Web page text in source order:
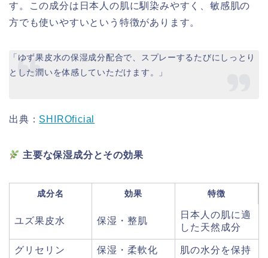
す。この成分は日本人の肌に馴染みやすく、敏感肌の
方でも使いやすいという特徴があります。
「ゆず果皮水の保湿成分配合で、スプレーするたびにしっとり
とした潤いを体感していただけます。」
出典： SHIROficial
主要な保湿成分とその効果
成分名 効果 特徴
ユズ果皮水 保湿・整肌
日本人の肌に適
した天然成分
グリセリン 保湿・柔軟化 肌の水分を保持